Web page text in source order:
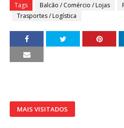
Tags Balcão / Comércio / Lojas
Trasportes / Logística
MAIS VISITADOS